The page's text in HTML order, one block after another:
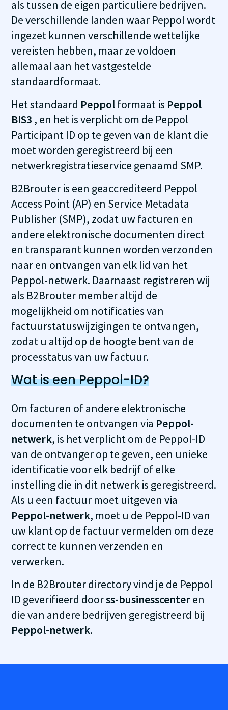
als tussen de eigen particuliere bedrijven.
De verschillende landen waar Peppol wordt
ingezet kunnen verschillende wettelijke
vereisten hebben, maar ze voldoen
allemaal aan het vastgestelde
standaardformaat.
Het standaard Peppolformaat is Peppol
BIS3 , en het is verplicht om de Peppol
Participant ID op te geven van de klant die
moet worden geregistreerd bij een
netwerkregistratieservice genaamd SMP.
B2Brouter is een geaccrediteerd Peppol
Access Point (AP) en Service Metadata
Publisher (SMP), zodat uw facturen en
andere elektronische documenten direct
en transparant kunnen worden verzonden
naar en ontvangen van elk lid van het
Peppol-netwerk. Daarnaast registreren wij
als B2Brouter member altijd de
mogelijkheid om notificaties van
factuurstatuswijzigingen te ontvangen,
zodat u altijd op de hoogte bent van de
processtatus van uw factuur.
Wat is een Peppol-ID?
Om facturen of andere elektronische
documenten te ontvangen via Peppol-
netwerk, is het verplicht om de Peppol-ID
van de ontvanger op te geven, een unieke
identificatie voor elk bedrijf of elke
instelling die in dit netwerk is geregistreerd.
Als u een factuur moet uitgeven via
Peppol-netwerk, moet u de Peppol-ID van
uw klant op de factuur vermelden om deze
correct te kunnen verzenden en
verwerken.
In de B2Brouter directory vind je de Peppol
ID geverifieerd doorss-businesscenteren
die van andere bedrijven geregistreerd bij
Peppol-netwerk.